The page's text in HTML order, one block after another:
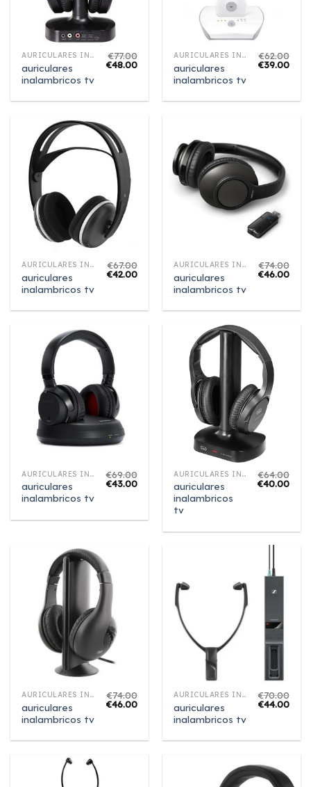
AURICULARES INALAMBRICOS TV
auriculares
inalambricos tv
€77.00
€48.00
AURICULARES INALAMBRICOS TV
auriculares
inalambricos tv
€62.00
€39.00
AURICULARES INALAMBRICOS TV
auriculares
inalambricos tv
€67.00
€42.00
AURICULARES INALAMBRICOS TV
auriculares
inalambricos tv
€74.00
€46.00
AURICULARES INALAMBRICOS TV
auriculares
inalambricos tv
€69.00
€43.00
AURICULARES INALAMBRICOS TV
auriculares
inalambricos
tv
€64.00
€40.00
AURICULARES INALAMBRICOS TV
auriculares
inalambricos tv
€74.00
€46.00
AURICULARES INALAMBRICOS TV
auriculares
inalambricos tv
€70.00
€44.00